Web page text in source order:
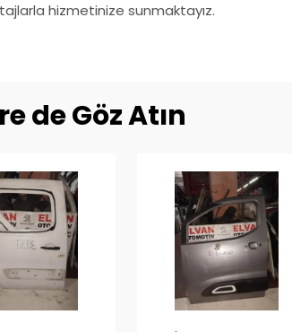
hizmetinize sunmaktayız.
de Göz Atın